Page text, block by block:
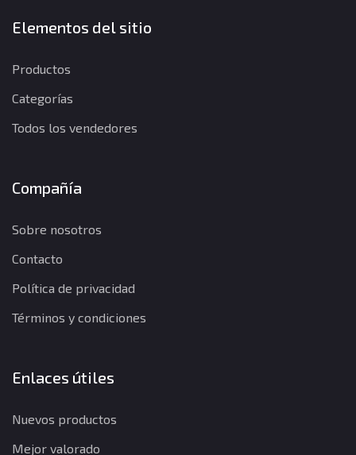
Elementos del sitio
Productos
Categorías
Todos los vendedores
Compañía
Sobre nosotros
Contacto
Política de privacidad
Términos y condiciones
Enlaces útiles
Nuevos productos
Mejor valorado